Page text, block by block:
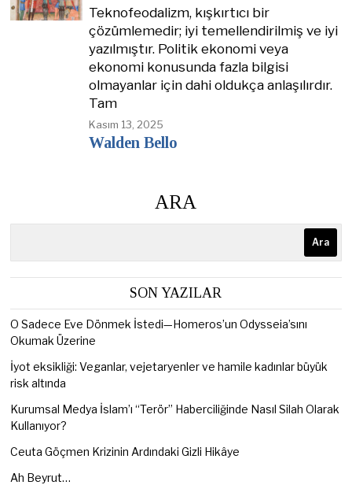
Teknofeodalizm, kışkırtıcı bir
çözümlemedir; iyi temellendirilmiş ve iyi
yazılmıştır. Politik ekonomi veya
ekonomi konusunda fazla bilgisi
olmayanlar için dahi oldukça anlaşılırdır.
Tam
Kasım 13, 2025
Walden Bello
ARA
Ara
SON YAZILAR
O Sadece Eve Dönmek İstedi—Homeros’un Odysseia’sını
Okumak Üzerine
İyot eksikliği: Veganlar, vejetaryenler ve hamile kadınlar büyük
risk altında
Kurumsal Medya İslam’ı “Terör” Haberciliğinde Nasıl Silah Olarak
Kullanıyor?
Ceuta Göçmen Krizinin Ardındaki Gizli Hikâye
Ah Beyrut…